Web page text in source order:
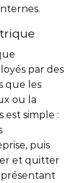
par des
que les
ou la
est simple :
puis
et quitter
présentant